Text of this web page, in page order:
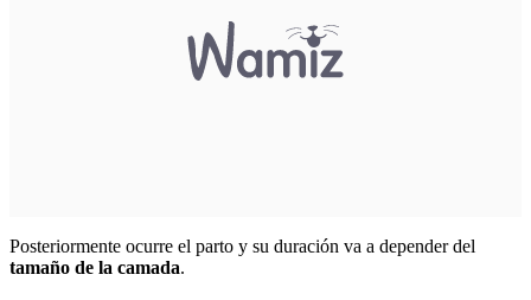
Posteriormente ocurre el parto y su duración va a depender del
tamaño de la camada.